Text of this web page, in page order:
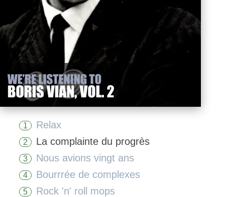
1 Relax
2 La complainte du progrès
3 Nous avions vingt ans
4 Bourrrée de complexes
5 Rock 'n' roll mops